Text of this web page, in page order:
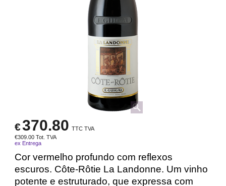
€370.80 TTC TVA
€309.00 Tot. TVA
ex Entrega
Cor vermelho profundo com reflexos
escuros. Côte-Rôtie La Landonne. Um vinho
potente e estruturado, que expressa com